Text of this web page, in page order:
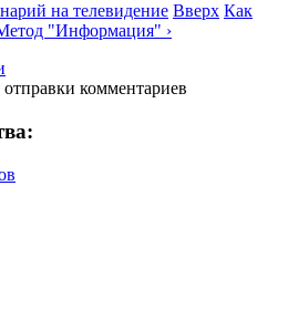
на телевидение Вверх Как
"Информация" ›
отправки комментариев